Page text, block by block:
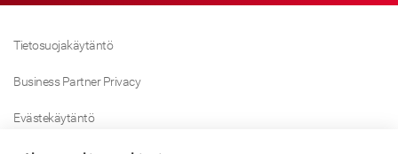
Tietosuojakäytäntö
Business Partner Privacy
Evästekäytäntö